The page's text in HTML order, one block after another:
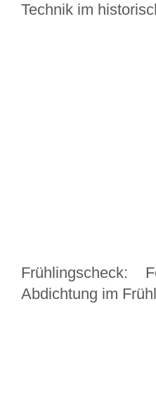
Technik im
Frühlingscheck:
Abdichtung im